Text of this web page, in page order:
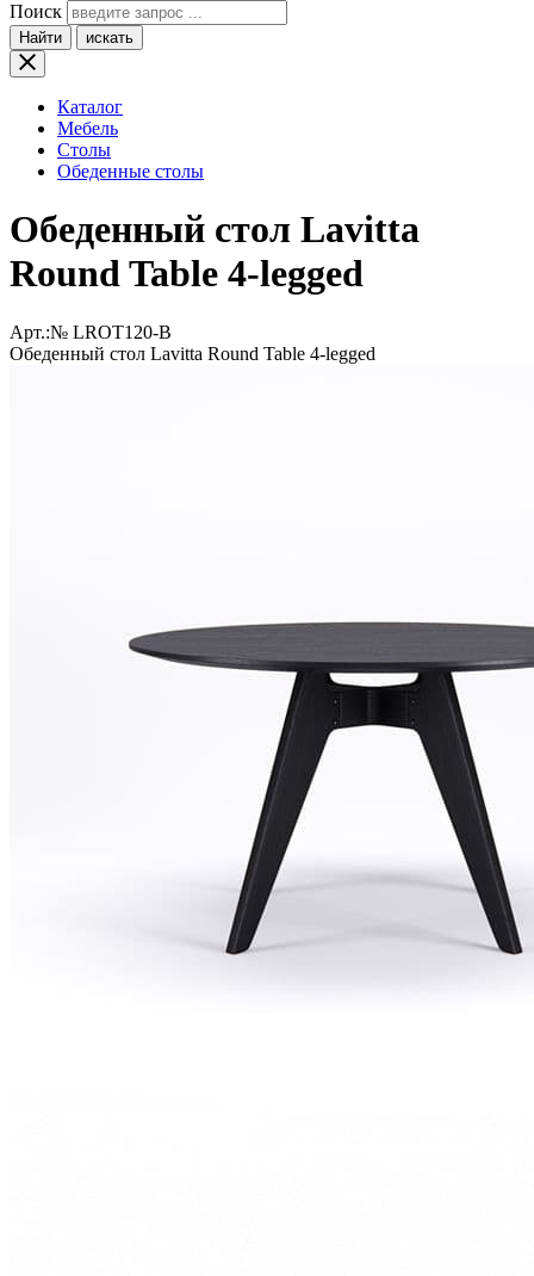
Поиск
Найти искать
Каталог
Мебель
Столы
Обеденные столы
Обеденный стол Lavitta
Round Table 4-legged
Арт.:№ LROT120-B
Обеденный стол Lavitta Round Table 4-legged